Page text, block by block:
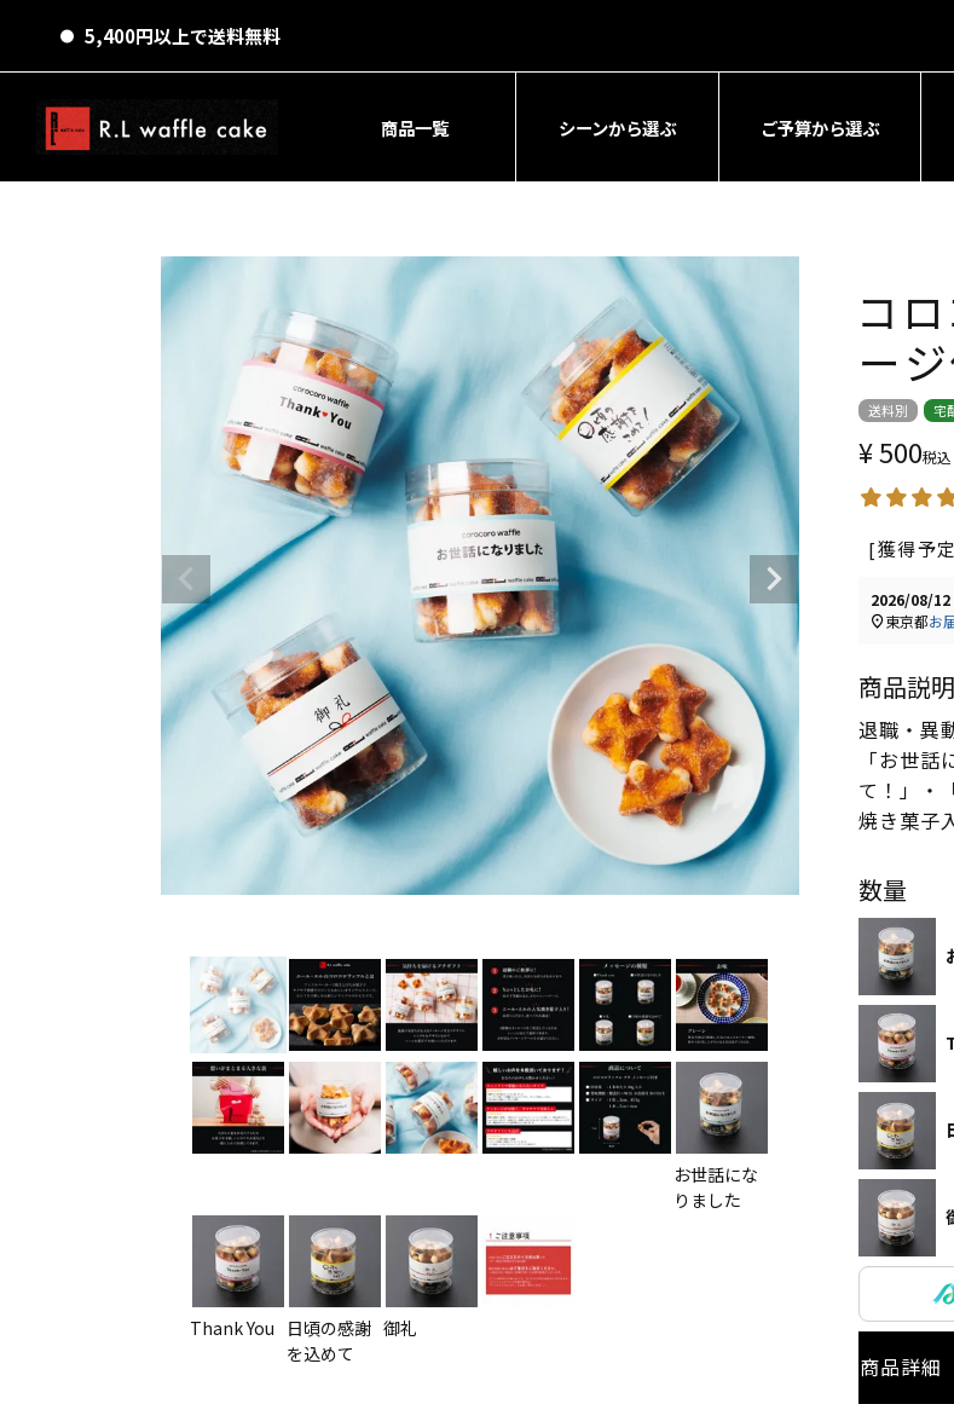
5,400円以上で送料無料
商品一覧 シーンから選ぶ ご予算から選ぶ
お世話にな
りました
Thank You
日頃の感謝
を込めて
御礼
コ
ー
送料別 宅
¥500税込
[獲得予定
2026/08/12
東京都お
商品説明
退職・異
「お世
て！」・
焼き菓子
数量
商品詳細